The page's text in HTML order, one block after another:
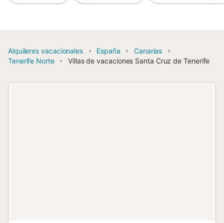
Alquileres vacacionales España
Canarias
Tenerife Norte
Villas de vacaciones Santa Cruz de Tenerife